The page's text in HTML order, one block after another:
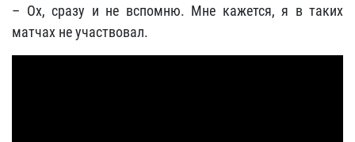
– Ох, сразу и не вспомню. Мне кажется, я в таких
матчах не участвовал.